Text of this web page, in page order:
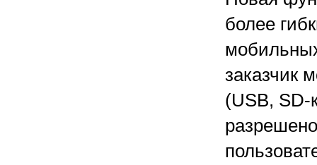
более
заказчик
(USB, SD-